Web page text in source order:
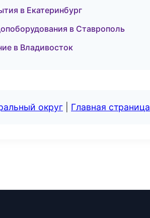
в Екатеринбург
в Ставрополь
в Владивосток
округ Главная страница